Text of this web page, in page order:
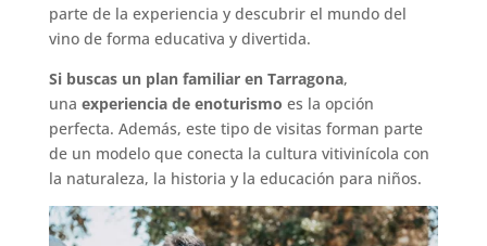
parte de la experiencia y descubrir el mundo del
vino de forma educativa y divertida.
Si buscas un plan familiar en Tarragona,
una experiencia de enoturismo es la opción
perfecta. Además, este tipo de visitas forman parte
de un modelo que conecta la cultura vitivinícola con
la naturaleza, la historia y la educación para niños.